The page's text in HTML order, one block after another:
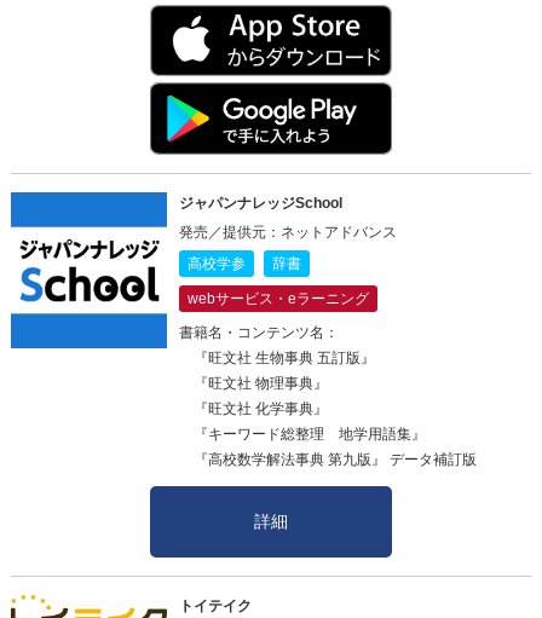
ジャパンナレッジSchool
発売／提供元：ネットアドバンス
高校学参
辞書
webサービス・eラーニング
書籍名・コンテンツ名：
『旺文社 生物事典 五訂版』
『旺文社 物理事典』
『旺文社 化学事典』
『キーワード総整理 地学用語集』
『高校数学解法事典 第九版』 データ補訂版
詳細
トイテイク